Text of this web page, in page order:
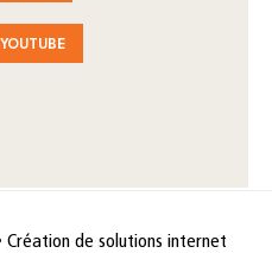
YOUTUBE
de solutions internet